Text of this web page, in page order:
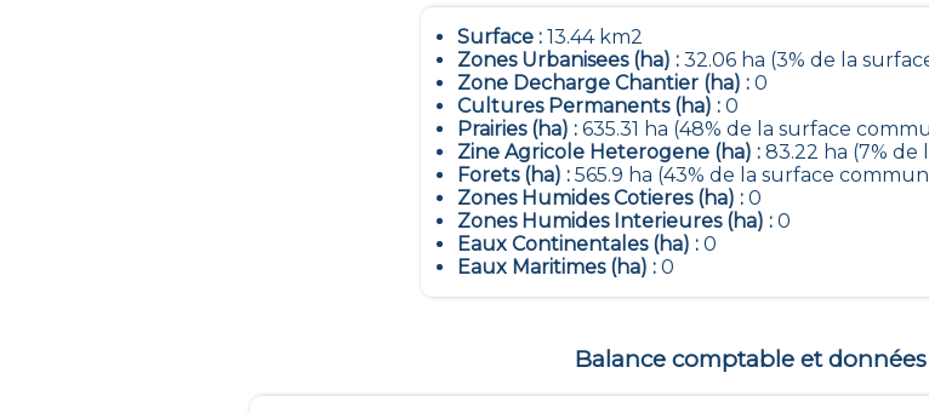
Surface : 13.44 km2
Zones Urbanisees (ha) : 32.06 ha (3% de la
Zone Decharge Chantier (ha) : 0
Cultures Permanents (ha) : 0
Prairies (ha) : 635.31 ha (48% de la surface
Zine Agricole Heterogene (ha) : 83.22 ha (7%
Forets (ha) : 565.9 ha (43% de la surface
Zones Humides Cotieres (ha) : 0
Zones Humides Interieures (ha) : 0
Eaux Continentales (ha) : 0
Eaux Maritimes (ha) : 0
Balance comptable et